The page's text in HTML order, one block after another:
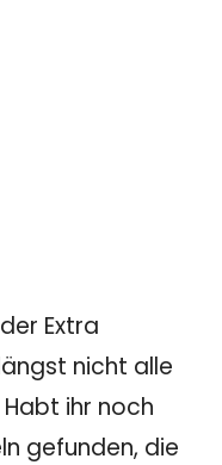
Extra
nicht alle
ihr noch
gefunden, die